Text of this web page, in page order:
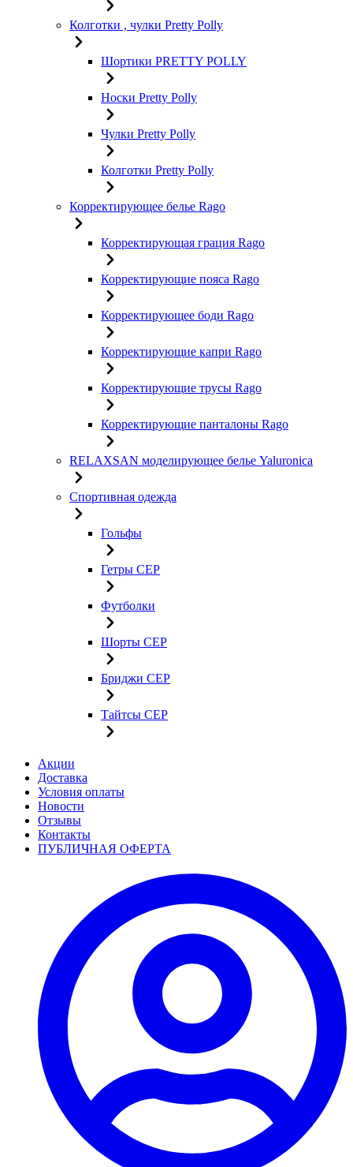
Колготки , чулки Pretty Polly
Шортики PRETTY POLLY
Носки Pretty Polly
Чулки Pretty Polly
Колготки Pretty Polly
Корректирующее белье Rago
Корректирующая грация Rago
Корректирующие пояса Rago
Корректирующее боди Rago
Корректирующие капри Rago
Корректирующие трусы Rago
Корректирующие панталоны Rago
RELAXSAN моделирующее белье Yaluroniсa
Спортивная одежда
Гольфы
Гетры CEP
Футболки
Шорты CEP
Бриджи CEP
Тайтсы CEP
Акции
Доставка
Условия оплаты
Новости
Отзывы
Контакты
ПУБЛИЧНАЯ ОФЕРТА